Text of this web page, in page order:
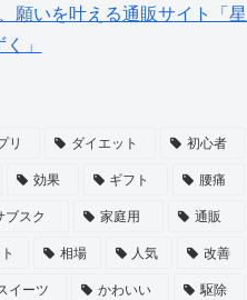
願いを叶える通販サイト「星
」
リ ダイエット 初心者
効果 ギフト 腰痛
ブスク 家庭用 通販
相場 人気 改善
イーツ かわいい 駆除